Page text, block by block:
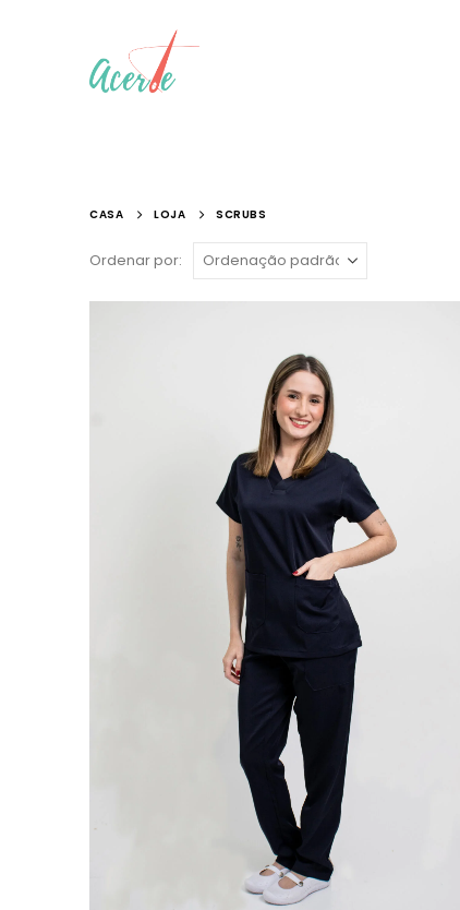
CASA LOJA SCRUBS
Ordenar por: